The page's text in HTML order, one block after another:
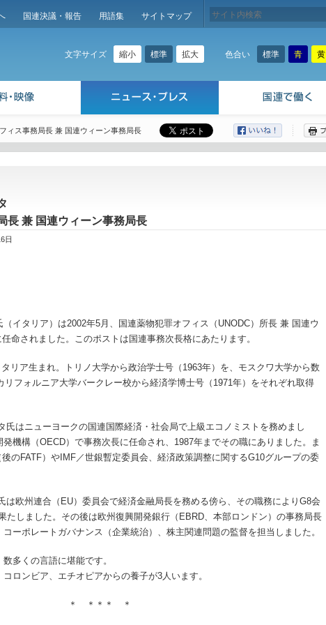
国連決議・報告 用語集 サイトマップ
文字サイズ 縮小 標準 拡大 色合い 標準 青 黄
ィス事務局長 兼 国連ウィーン事務局長
長 兼 国連ウィーン事務局長
日
イタリア）は2002年5月、国連薬物犯罪オフィス（UNODC）所長 兼 国連ウ
命されました。このポストは国連事務次長格にあたります。
リア生まれ。トリノ大学から政治学士号（1963年）を、モスクワ大学から数
リフォルニア大学バークレー校から経済学博士号（1971年）をそれぞれ取得
氏はニューヨークの国連国際経済・社会局で上級エコノミストを務めまし
機構（OECD）で事務次長に任命され、1987年までその職にありました。ま
のFATF）やIMF／世銀暫定委員会、経済政策調整に関するG10グループの委
は欧州連合（EU）委員会で経済金融局長を務める傍ら、その職務によりG8会
たしました。その後は欧州復興開発銀行（EBRD、本部ロンドン）の事務局長
ーポレートガバナンス（企業統治）、株主関連問題の監督を担当しました。
多くの言語に堪能です。
ロンビア、エチオピアからの養子が3人います。
＊ ＊＊＊ ＊